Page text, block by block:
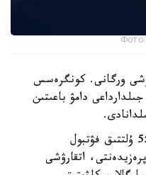
ورگانى. كونگرەسس
دامۋ باعىتىن
كونگرەسكە ۋەفا قۇرامىنا كىرەتىن 55 ۇلتتىق فۋتبول
اتقارۋشى